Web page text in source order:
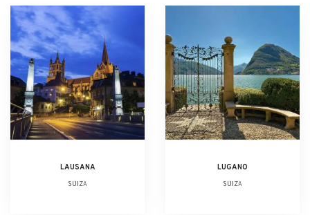
LAUSANA
SUIZA
LUGANO
SUIZA